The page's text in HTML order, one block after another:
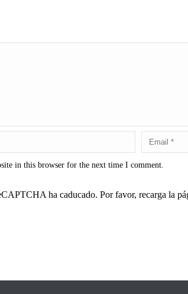
in this browser for the next time I comment.
ha caducado. Por favor, recarga la